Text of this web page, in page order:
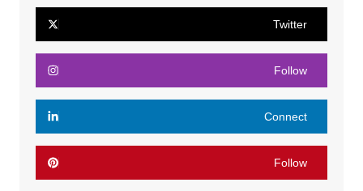
Twitter
Follow
Connect
Follow